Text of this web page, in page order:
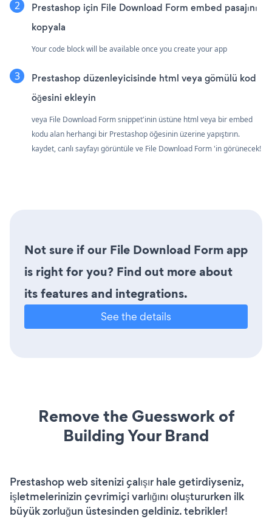
Prestashop için File Download Form embed pasajını
kopyala
Your code block will be available once you create your app
Prestashop düzenleyicisinde html veya gömülü kod
öğesini ekleyin
veya File Download Form snippet'inin üstüne html veya bir embed
kodu alan herhangi bir Prestashop öğesinin üzerine yapıştırın.
kaydet, canlı sayfayı görüntüle ve File Download Form 'in görünecek!
Not sure if our File Download Form app
is right for you? Find out more about
its features and integrations.
See the details
Remove the Guesswork of
Building Your Brand
Prestashop web sitenizi çalışır hale getirdiyseniz,
işletmelerinizin çevrimiçi varlığını oluştururken ilk
büyük zorluğun üstesinden geldiniz. tebrikler!